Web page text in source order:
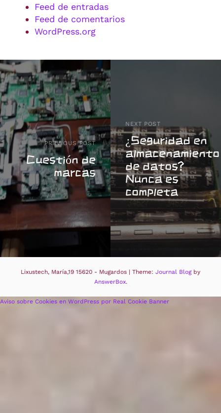
Feed de entradas
Feed de comentarios
WordPress.org
PREVIOUS POST
Cuestión de
marcas
NEXT POST
¿Seguridad en
almacenamiento
de datos?
Nunca es
completa
Lixustech, María,19 15620 - Mugardos | Theme: Journal Blog by
AnswerBox.
Aviso sobre Cookies en WordPress por Real Cookie Banner